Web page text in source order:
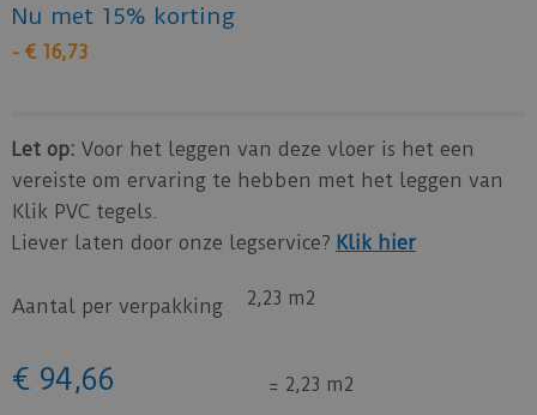
Nu met 15% korting
- € 16,73
Let op: Voor het leggen van deze vloer is het een
vereiste om ervaring te hebben met het leggen van
Klik PVC tegels.
Liever laten door onze legservice? Klik hier
Aantal per verpakking 2,23 m2
€ 94,66 = 2,23 m2